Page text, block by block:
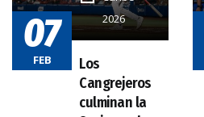
2026
07
FEB